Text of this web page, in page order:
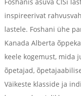
Foshanis asuva CISi
inspireerivat
lastele. Foshani ühe
Kanada Alberta
keele kogemust, mida
õpetajad,
Väikeste klasside ja